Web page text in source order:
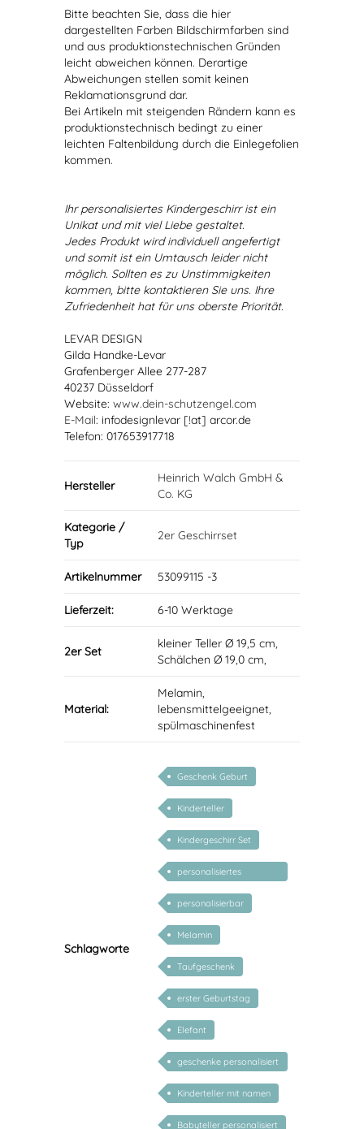
Bitte beachten Sie, dass die hier
dargestellten Farben Bildschirmfarben sind
und aus produktionstechnischen Gründen
leicht abweichen können. Derartige
Abweichungen stellen somit keinen
Reklamationsgrund dar.
Bei Artikeln mit steigenden Rändern kann es
produktionstechnisch bedingt zu einer
leichten Faltenbildung durch die Einlegefolien
kommen.
Ihr personalisiertes Kindergeschirr ist ein
Unikat und mit viel Liebe gestaltet.
Jedes Produkt wird individuell angefertigt
und somit ist ein Umtausch leider nicht
möglich. Sollten es zu Unstimmigkeiten
kommen, bitte kontaktieren Sie uns. Ihre
Zufriedenheit hat für uns oberste Priorität.
LEVAR DESIGN
Gilda Handke-Levar
Grafenberger Allee 277-287
40237 Düsseldorf
Website: www.dein-schutzengel.com
E-Mail: infodesignlevar [!at] arcor.de
Telefon: 017653917718
Hersteller
Heinrich Walch GmbH &
Co. KG
Kategorie /
Typ
2er Geschirrset
Artikelnummer 53099115 -3
Lieferzeit: 6-10 Werktage
2er Set
kleiner Teller Ø 19,5 cm,
Schälchen Ø 19,0 cm,
Material:
Melamin,
lebensmittelgeeignet,
spülmaschinenfest
Schlagworte
Geschenk Geburt
Kinderteller
Kindergeschirr Set
personalisiertes
Geschenk Baby
personalisierbar
Melamin
Taufgeschenk
erster Geburtstag
Elefant
geschenke personalisiert
kinder
Kinderteller mit namen
Babyteller personalisiert